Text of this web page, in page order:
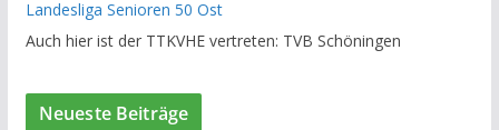
Landesliga Senioren 50 Ost
Auch hier ist der TTKVHE vertreten: TVB Schöningen
Neueste Beiträge